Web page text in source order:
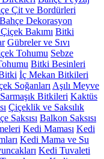
Çit ve Bordürleri
Bahçe Dekorasyon
Bakımı Bitki
Gübreler ve Sıvı
Tohumu Sebze
Bitki Besinleri
İç Mekan Bitkileri
Soğanları Aşılı Meyve
Bitkileri Kaktüs
Çiçeklik ve Saksılık
Saksısı Balkon Saksısı
Kedi Maması Kedi
Kedi Mama ve Su
Kedi Tuvaleti